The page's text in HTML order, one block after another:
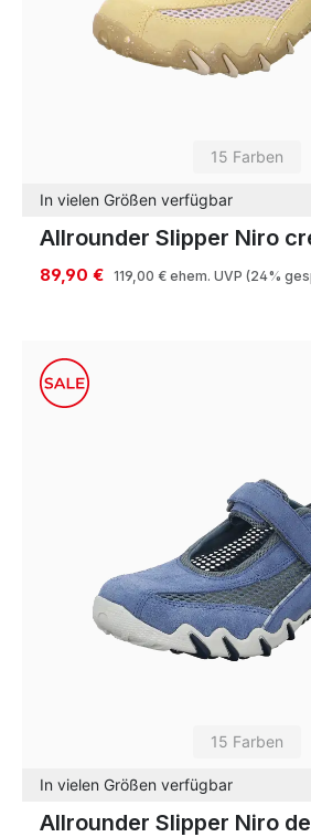
15 Farben
In vielen Größen verfügbar
Allrounder Slipper Niro
89,90 € 119,00 € ehem. UVP (24%
15 Farben
In vielen Größen verfügbar
Allrounder Slipper Niro